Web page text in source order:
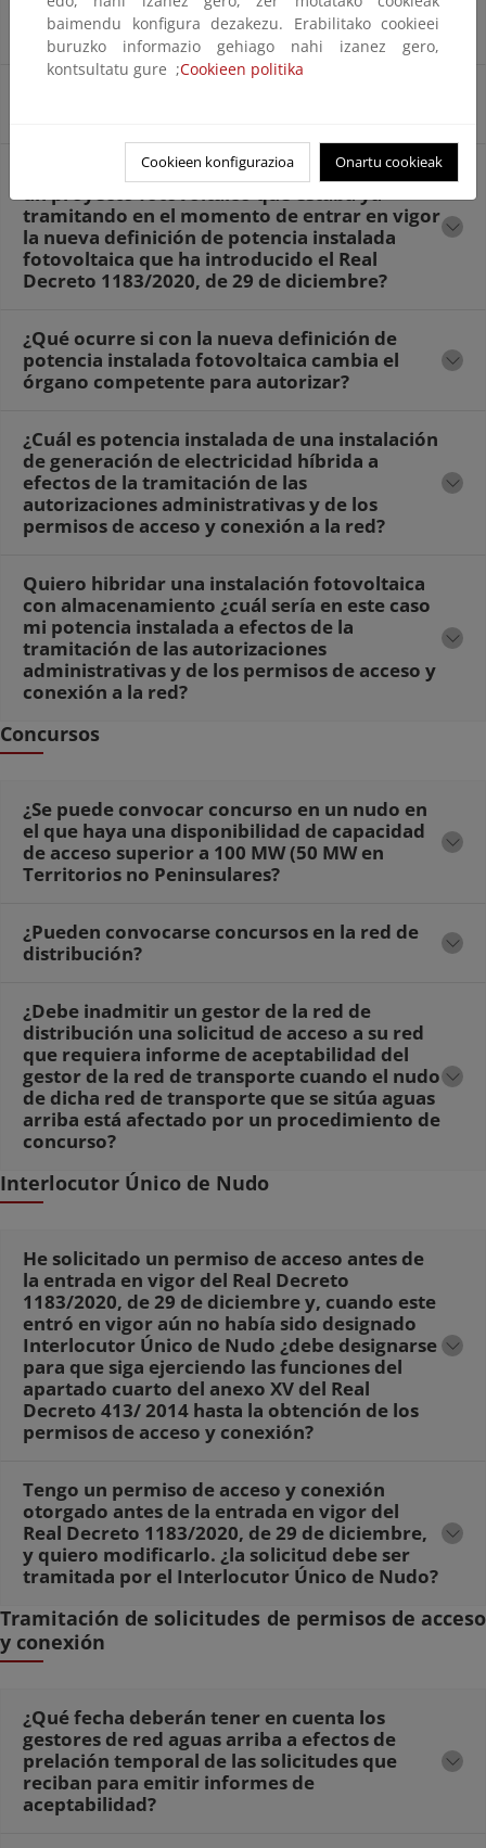
debo considerar para calcular la potencia
instalada?
¿Qué potencia debo considerar en el caso de
un proyecto fotovoltaico que estaba ya
tramitando en el momento de entrar en vigor
la nueva definición de potencia instalada
fotovoltaica que ha introducido el Real
Decreto 1183/2020, de 29 de diciembre?
¿Qué ocurre si con la nueva definición de
potencia instalada fotovoltaica cambia el
órgano competente para autorizar?
¿Cuál es potencia instalada de una instalación
de generación de electricidad híbrida a
efectos de la tramitación de las
autorizaciones administrativas y de los
permisos de acceso y conexión a la red?
Quiero hibridar una instalación fotovoltaica
con almacenamiento ¿cuál sería en este caso
mi potencia instalada a efectos de la
tramitación de las autorizaciones
administrativas y de los permisos de acceso y
conexión a la red?
Concursos
¿Se puede convocar concurso en un nudo en
el que haya una disponibilidad de capacidad
de acceso superior a 100 MW (50 MW en
Territorios no Peninsulares?
¿Pueden convocarse concursos en la red de
distribución?
¿Debe inadmitir un gestor de la red de
distribución una solicitud de acceso a su red
que requiera informe de aceptabilidad del
gestor de la red de transporte cuando el nudo
de dicha red de transporte que se sitúa aguas
arriba está afectado por un procedimiento de
concurso?
Interlocutor Único de Nudo
He solicitado un permiso de acceso antes de
la entrada en vigor del Real Decreto
1183/2020, de 29 de diciembre y, cuando este
entró en vigor aún no había sido designado
Interlocutor Único de Nudo ¿debe designarse
para que siga ejerciendo las funciones del
apartado cuarto del anexo XV del Real
Decreto 413/ 2014 hasta la obtención de los
permisos de acceso y conexión?
Tengo un permiso de acceso y conexión
otorgado antes de la entrada en vigor del
Real Decreto 1183/2020, de 29 de diciembre,
y quiero modificarlo. ¿la solicitud debe ser
tramitada por el Interlocutor Único de Nudo?
Tramitación de solicitudes de permisos de acceso
y conexión
¿Qué fecha deberán tener en cuenta los
gestores de red aguas arriba a efectos de
prelación temporal de las solicitudes que
reciban para emitir informes de
aceptabilidad?
baimendu konfigura dezakezu. Erabilitako cookieei
buruzko informazio gehiago nahi izanez gero,
kontsultatu gure ;Cookieen politika
Cookieen konfigurazioa Onartu cookieak